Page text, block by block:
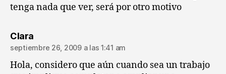
tenga nada que ver, será por otro motivo
Claradice:
septiembre 26, 2009 a las 1:41 am
Hola, considero que aún cuando sea un trabajo